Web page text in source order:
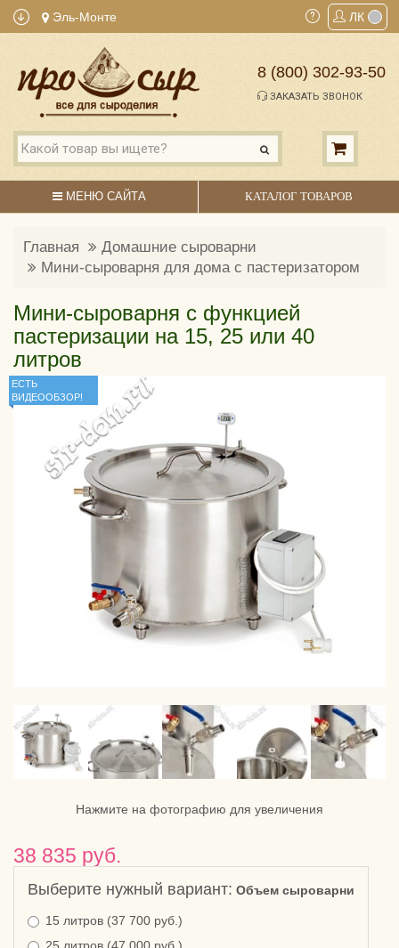
Эль-Монте ЛК
8 (800) 302-93-50
ЗАКАЗАТЬ ЗВОНОК
МЕНЮ САЙТА КАТАЛОГ ТОВАРОВ
Главная
Домашние сыроварни
Мини-сыроварня для дома с пастеризатором
Мини-сыроварня с функцией
пастеризации на 15, 25 или 40
литров
ЕСТЬ
ВИДЕООБЗОР!
Нажмите на фотографию для увеличения
38 835 руб.
Выберите нужный вариант: Объем сыроварни
15 литров (37 700 руб.)